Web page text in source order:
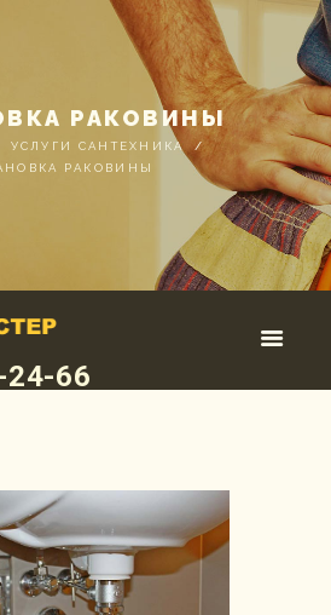
РАКОВИНЫ
УСЛУГИ САНТЕХНИКА
РАКОВИНЫ
24-66